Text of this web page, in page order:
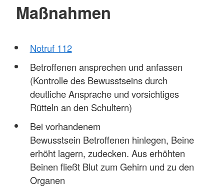
Maßnahmen
Notruf 112
Betroffenen ansprechen und anfassen
(Kontrolle des Bewusstseins durch
deutliche Ansprache und vorsichtiges
Rütteln an den Schultern)
Bei vorhandenem
Bewusstsein Betroffenen hinlegen, Beine
erhöht lagern, zudecken. Aus erhöhten
Beinen fließt Blut zum Gehirn und zu den
Organen